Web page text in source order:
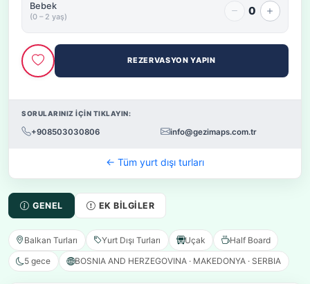
Bebek
(0 – 2 yaş) 0
REZERVASYON YAPIN
SORULARINIZ İÇİN TIKLAYIN:
+908503030806 info@gezimaps.com.tr
← Tüm yurt dışı turları
GENEL EK BILGILER
Balkan Turları Yurt Dışı Turları Uçak Half Board
5 gece BOSNIA AND HERZEGOVINA · MAKEDONYA · SERBIA